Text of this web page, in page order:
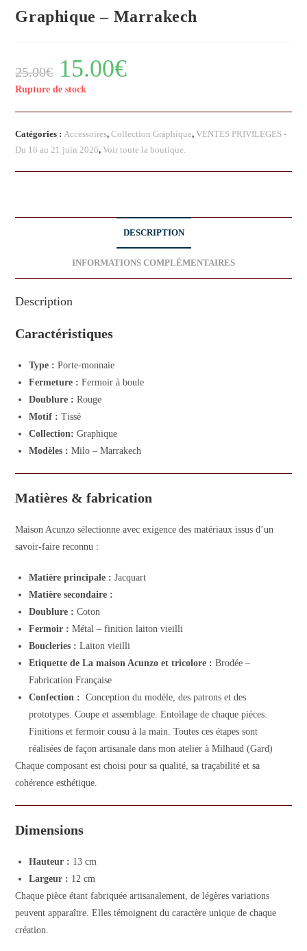
Graphique – Marrakech
25.00€ 15.00€
Rupture de stock
Catégories :Accessoires,Collection Graphique,VENTES PRIVILEGES -
Du 16 au 21 juin 2026,Voir toute la boutique.
DESCRIPTION
INFORMATIONS COMPLÉMENTAIRES
Description
Caractéristiques
Type : Porte-monnaie
Fermeture : Fermoir à boule
Doublure : Rouge
Motif :Tissé
Collection: Graphique
Modèles : Milo – Marrakech
Matières & fabrication
Maison Acunzo sélectionne avec exigence des matériaux issus d’un
savoir-faire reconnu :
Matière principale :Jacquart
Matière secondaire :
Doublure : Coton
Fermoir : Métal – finition laiton vieilli
Boucleries : Laiton vieilli
Etiquette de La maison Acunzo et tricolore : Brodée –
Fabrication Française
Confection : Conception du modèle, des patrons et des
prototypes. Coupe et assemblage. Entoilage de chaque pièces.
Finitions et fermoir cousu à la main. Toutes ces étapes sont
réalisées de façon artisanale dans mon atelier à Milhaud (Gard)
Chaque composant est choisi pour sa qualité, sa traçabilité et sa
cohérence esthétique.
Dimensions
Hauteur : 13 cm
Largeur : 12 cm
Chaque pièce étant fabriquée artisanalement, de légères variations
peuvent apparaître. Elles témoignent du caractère unique de chaque
création.